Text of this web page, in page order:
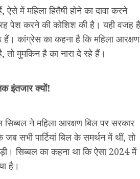
इस बिल पर चर्चा होगी, जिसके बाद
द्वारा यही बताया गया है कि इस बिल
के लिए आरक्षित होंगी। इस तरह अभी
आरक्षित हो जायेंगी।
को 33 फीसदी आरक्षण का जिक्र है।
पुनर्विचार करेगी। विधेयक में प्रस्तावित
किया जाना चाहिए। आरक्षित सीटें राज्य
द्वारा आवंटित की जा सकती है।